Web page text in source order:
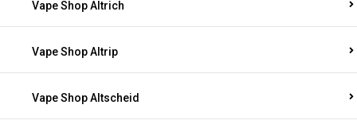
Vape Shop Altrich
Vape Shop Altrip
Vape Shop Altscheid